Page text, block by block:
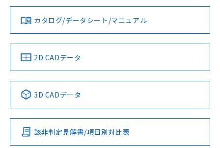
ダウンロードデータをご利用いただく前に、以下を必ずお読
みください。
ソフトウェアの使用条件
対応済み
中国 RoHS 注意事項・凡例
Pb Hg Cd Cr(VI)
O
カタログ/データシート/マニュアル
2D CADデータ
3D CADデータ
該非判定見解書/項目別対比表